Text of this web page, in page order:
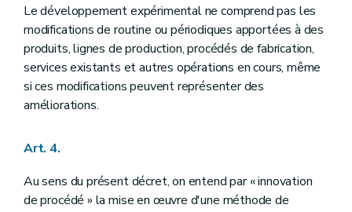
Chapitre V Des subventions aux centres de recherche agréés
Section première De l'agrément des centres de recherche
Art. 74
Art. 75
Art. 76
Art. 77
Section 2
Section 3 Des subventions portant sur les droits de propriété industrielle
Art. 82
Le développement expérimental ne comprend pas les
modifications de routine ou périodiques apportées à des
produits, lignes de production, procédés de fabrication,
services existants et autres opérations en cours, même
si ces modifications peuvent représenter des
améliorations.
Art. 4.
Au sens du présent décret, on entend par « innovation
de procédé » la mise en œuvre d'une méthode de